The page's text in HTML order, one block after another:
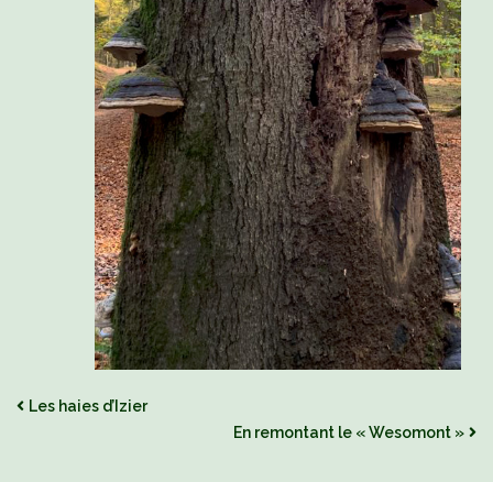
Les haies d’Izier
En remontant le « Wesomont »